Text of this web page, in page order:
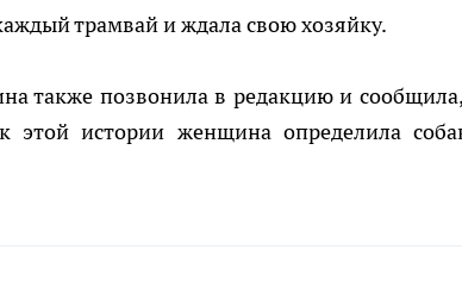
трамвай и ждала свою хозяйку.
также позвонила в редакцию и
этой истории женщина определила